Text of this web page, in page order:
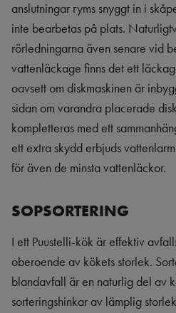
anslutningar ryms snyggt in i
inte bearbetas på plats.
rörledningarna även senare vid
vattenläckage finns det ett
oavsett om diskmaskinen är
sidan om varandra placerade
kompletteras med ett
ett extra skydd erbjuds
för även de minsta vattenläckor.
SOPSORTERING
I ett Puustelli-kök är effektiv
oberoende av kökets storlek.
blandavfall är en naturlig del av
sorteringshinkar av lämplig